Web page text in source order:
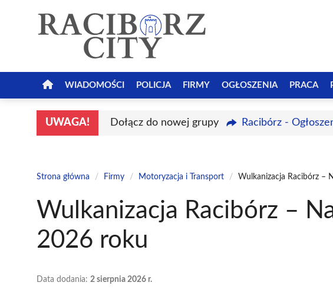
WIADOMOŚCI POLICJA FIRMY OGŁOSZENIA PRACA
UWAGA! Dołącz do nowej grupy Racibórz -
Strona główna / Firmy / Motoryzacja i Transport / Wulkanizacja Racibórz –
Wulkanizacja Racibórz –
2026 roku
Data dodania: 2 sierpnia 2026 r.